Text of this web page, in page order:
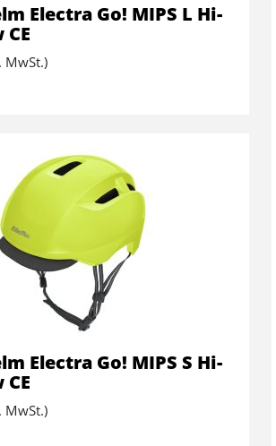
Electra Go! MIPS L Hi-
MwSt.)
Electra Go! MIPS S Hi-
MwSt.)